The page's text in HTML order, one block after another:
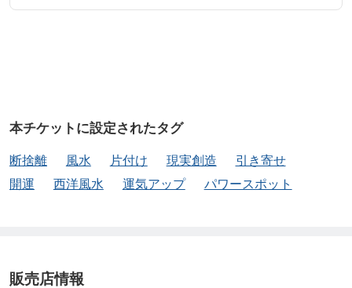
2.決済完了後にメール等で詳細な実施日程を調整(*)
☆お申し込み時、備考欄にご希望日程を3つ以上ご記
3.実施日程と受け方の詳細をメールでご連絡します
本チケットに設定されたタグ
断捨離 風水 片付け 現実創造
引き寄せ
開運
西洋風水 運気アップ パワースポット
販売店情報